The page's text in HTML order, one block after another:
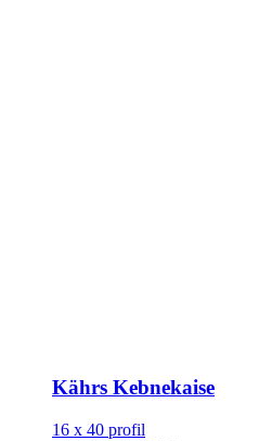
Kährs Kebnekaise
16 x 40 profil